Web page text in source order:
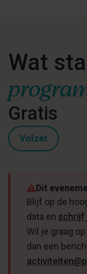
Wat
Gratis
Volzet
Dit
Blijf op de
data en schrijf
Wil je graag
dan een